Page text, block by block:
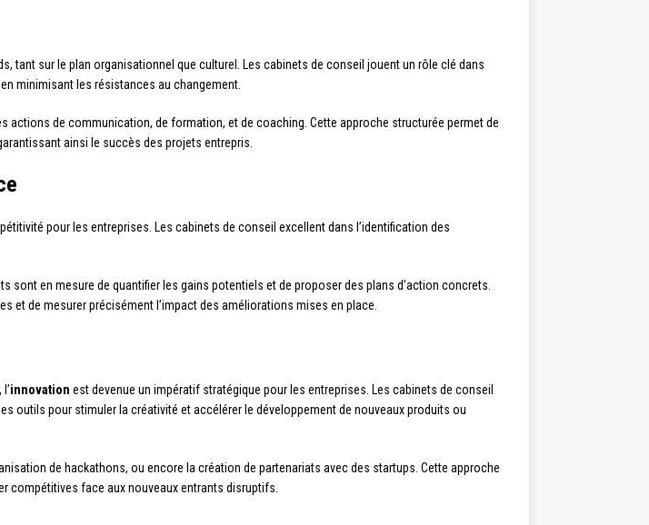
tant sur le plan organisationnel que culturel. Les cabinets de conseil jouent un rôle clé dans
minimisant les résistances au changement.
actions de communication, de formation, et de coaching. Cette approche structurée permet de
ainsi le succès des projets entrepris.
pour les entreprises. Les cabinets de conseil excellent dans l’identification des
sont en mesure de quantifier les gains potentiels et de proposer des plans d’action concrets.
et de mesurer précisément l’impact des améliorations mises en place.
innovation est devenue un impératif stratégique pour les entreprises. Les cabinets de conseil
outils pour stimuler la créativité et accélérer le développement de nouveaux produits ou
de hackathons, ou encore la création de partenariats avec des startups. Cette approche
compétitives face aux nouveaux entrants disruptifs.